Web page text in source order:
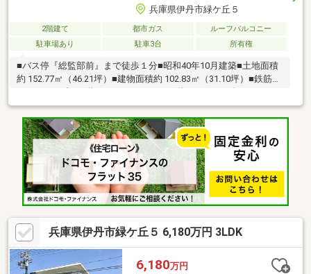
兵庫県伊丹市緑ケ丘５
2階建て 都市ガス
ルーフバルコニー
駐車場あり
駐車3台 所有権
■バス停『総監部前』まで徒歩１分■昭和40年10月建築■土地面積
約 152.77㎡（46.21坪）■建物面積約 102.83㎡（31.10坪）■鉄筋コ
の間取り■ＬＤＫ約15.5帖■令和５年６月リフォーム済み【全室フ
ローリング張替・クロス張替、塗装工事（外壁・屋根・バルコニ
ー）、キッチン・トイレ・洗面化粧台・浴室・給湯器交換】■大
きなルーフテラス
兵庫県伊丹市緑ケ丘５ 6,180万円 3LDK
6,180万円